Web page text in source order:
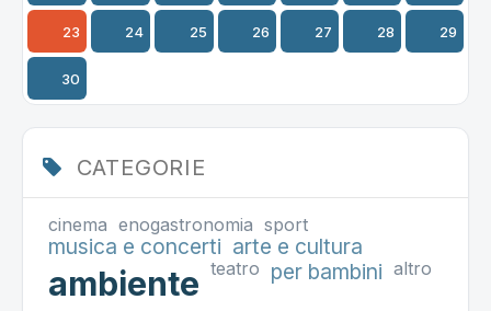
23 24 25 26 27 28 29
30
CATEGORIE
cinema enogastronomia sport
musica e concerti arte e cultura
ambiente teatro per bambini altro